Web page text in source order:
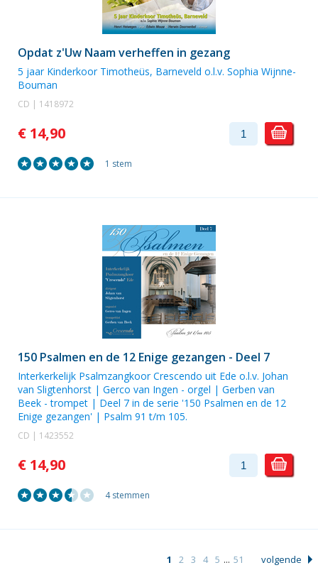
Opdat z'Uw Naam verheffen in gezang
5 jaar Kinderkoor Timotheüs, Barneveld o.l.v. Sophia Wijnne-
Bouman
CD | 1418972
€ 14,90
1 stem
150 Psalmen en de 12 Enige gezangen - Deel 7
Interkerkelijk Psalmzangkoor Crescendo uit Ede o.l.v. Johan
van Sligtenhorst | Gerco van Ingen - orgel | Gerben van
Beek - trompet | Deel 7 in de serie '150 Psalmen en de 12
Enige gezangen' | Psalm 91 t/m 105.
CD | 1423552
€ 14,90
4 stemmen
1 2 3 4 5 ... 51 volgende